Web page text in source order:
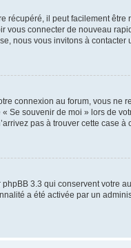
récupéré, il peut facilement
vous connecter de nouveau
nous vous invitons à contacter
connexion au forum, vous
Se souvenir de moi » lors de
pas à trouver cette case
3.3 qui conservent votre
a été activée par un